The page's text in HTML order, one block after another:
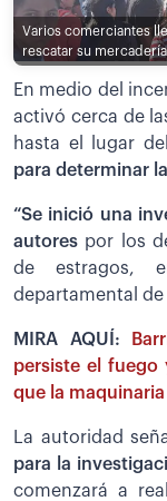
Varios comerciantes
rescatar su mercadería
En medio del
activó cerca de
hasta el lugar
para determinar
“Se inició una
autores por los
de estragos,
departamental de
MIRA AQUÍ:
persiste el fuego
que la
La autoridad
para la
comenzará a